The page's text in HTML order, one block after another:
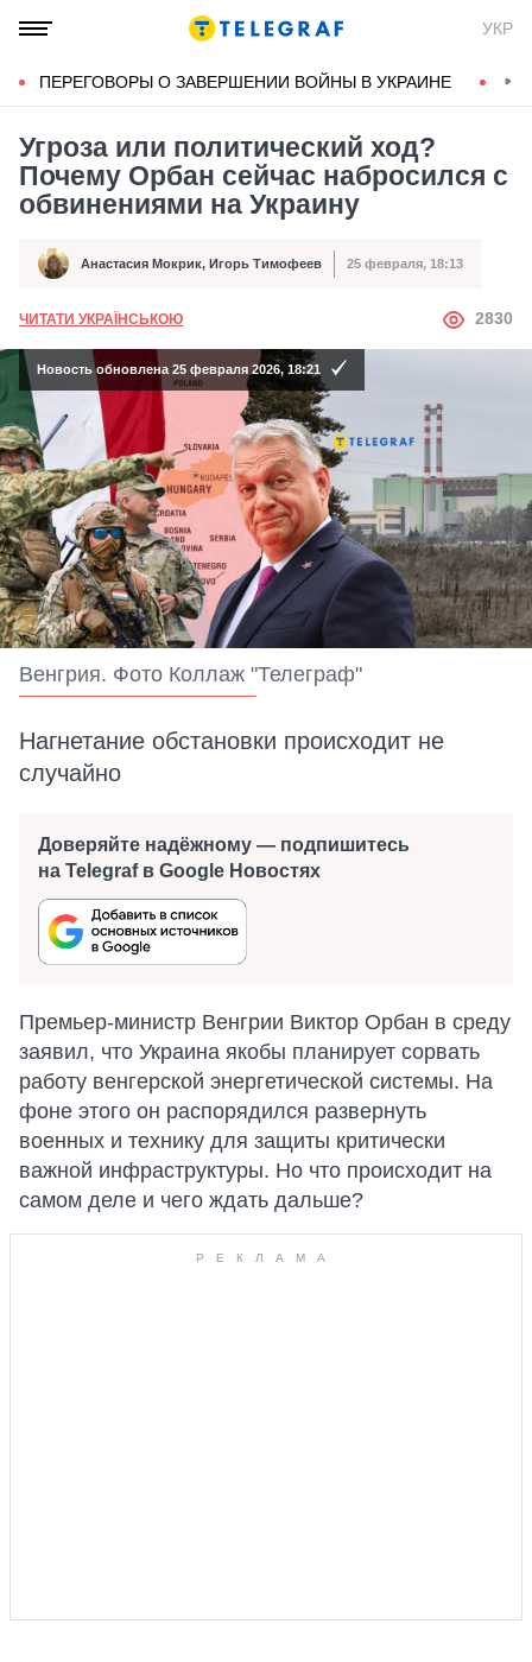
УКР
ПЕРЕГОВОРЫ О ЗАВЕРШЕНИИ ВОЙНЫ В УКРАИНЕ
Угроза или политический ход?
Почему Орбан сейчас набросился с
обвинениями на Украину
Автор Анастасия Мокрик, Игорь Тимофеев
Дата публикации 25 февраля, 18:13
ЧИТАТИ УКРАЇНСЬКОЮ АВТОР
2830
Новость обновлена 25 февраля 2026, 18:21
Венгрия. Фото Коллаж "Телеграф"
Нагнетание обстановки происходит не
случайно
Доверяйте надёжному — подпишитесь
на Telegraf в Google Новостях
Премьер-министр Венгрии Виктор Орбан в среду
заявил, что Украина якобы планирует сорвать
работу венгерской энергетической системы. На
фоне этого он распорядился развернуть
военных и технику для защиты критически
важной инфраструктуры. Но что происходит на
самом деле и чего ждать дальше?